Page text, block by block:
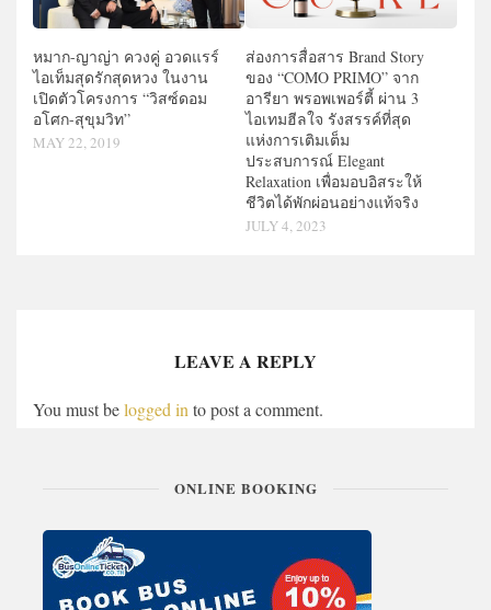
หมาก-ญาญ่า ควงคู่ อวดแรร์
ไอเท็มสุดรักสุดหวง ในงาน
เปิดตัวโครงการ “วิสซ์ดอม
อโศก-สุขุมวิท”
MAY 22, 2019
ส่องการสื่อสาร Brand Story
ของ “COMO PRIMO” จาก
อารียา พรอพเพอร์ตี้ ผ่าน 3
ไอเทมฮีลใจ รังสรรค์ที่สุด
แห่งการเติมเต็ม
ประสบการณ์ Elegant
Relaxation เพื่อมอบอิสระให้
ชีวิตได้พักผ่อนอย่างแท้จริง
JULY 4, 2023
LEAVE A REPLY
You must belogged into post a comment.
ONLINE BOOKING